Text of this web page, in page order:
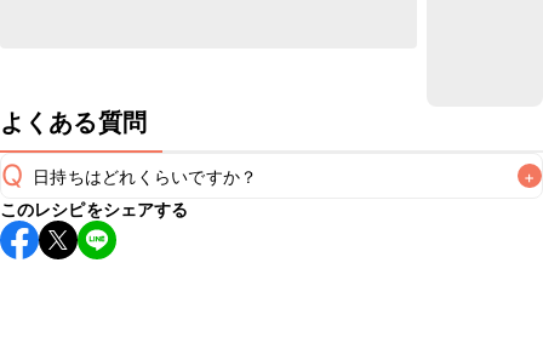
よくある質問
Q 日持ちはどれくらいですか？ +
保存期間は冷蔵で翌日中が目安です。なるべくお早めにお召
し上がりください。
このレシピをシェアする